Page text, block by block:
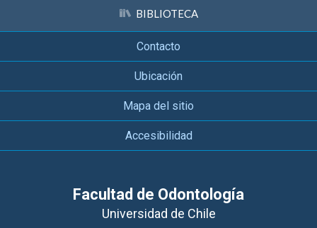
BIBLIOTECA
Contacto
Ubicación
Mapa del sitio
Accesibilidad
Facultad de Odontología
Universidad de Chile